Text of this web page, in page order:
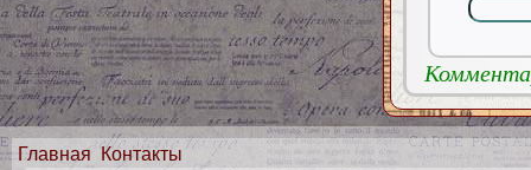
Главная Контакты